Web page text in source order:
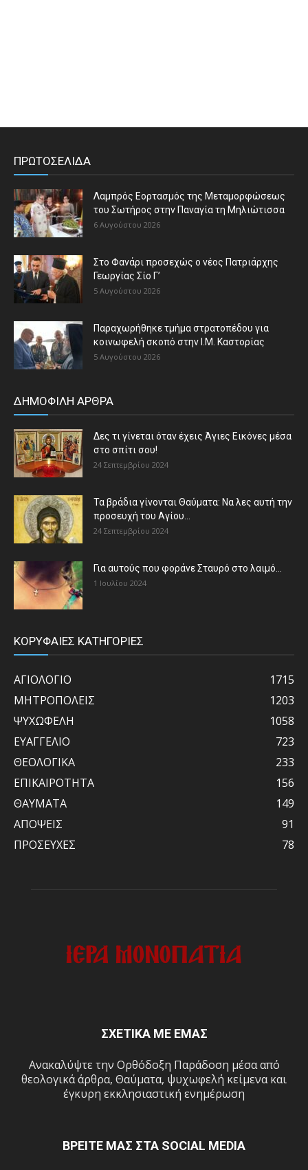
ΠΡΩΤΟΣΕΛΙΔΑ
Λαμπρός Εορτασμός της Μεταμορφώσεως
του Σωτήρος στην Παναγία τη Μηλιώτισσα
6 Αυγούστου 2026
Στο Φανάρι προσεχώς ο νέος Πατριάρχης
Γεωργίας Σίο Γ’
5 Αυγούστου 2026
Παραχωρήθηκε τμήμα στρατοπέδου για
κοινωφελή σκοπό στην Ι.Μ. Καστορίας
5 Αυγούστου 2026
ΔΗΜΟΦΙΛΗ ΑΡΘΡΑ
Δες τι γίνεται όταν έχεις Άγιες Εικόνες μέσα
στο σπίτι σου!
24 Σεπτεμβρίου 2024
Τα βράδια γίνονται Θαύματα: Να λες αυτή την
προσευχή του Αγίου...
24 Σεπτεμβρίου 2024
Για αυτούς που φοράνε Σταυρό στο λαιμό…
1 Ιουλίου 2024
ΚΟΡΥΦΑΙΕΣ ΚΑΤΗΓΟΡΙΕΣ
ΑΓΙΟΛΟΓΙΟ
1715
ΜΗΤΡΟΠΟΛΕΙΣ
1203
ΨΥΧΩΦΕΛΗ
1058
ΕΥΑΓΓΕΛΙΟ
723
ΘΕΟΛΟΓΙΚΑ
233
ΕΠΙΚΑΙΡΟΤΗΤΑ
156
ΘΑΥΜΑΤΑ
149
ΑΠΟΨΕΙΣ
91
ΠΡΟΣΕΥΧΕΣ
78
ΣΧΕΤΙΚΑ ΜΕ ΕΜΑΣ
Ανακαλύψτε την Ορθόδοξη Παράδοση μέσα από
θεολογικά άρθρα, Θαύματα, ψυχωφελή κείμενα και
έγκυρη εκκλησιαστική ενημέρωση
ΒΡΕΙΤΕ ΜΑΣ ΣΤΑ SOCIAL MEDIA